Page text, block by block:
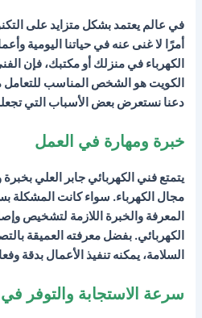
في عالم يعتمد بشكل متزايد على
أمرًا لا غنى عنه في حياتنا اليومية
الكهرباء في منزلك أو مكتبك، فإن
الكويت هو الشخص المناسب للتعامل
دعنا نستعرض بعض الأسباب التي تجعله
خبرة ومهارة في العمل
يتمتع فني الكهربائي جابر العلي
مجال الكهرباء. سواء كانت المشكلة
المعرفة والخبرة اللازمة لتشخيص
الكهربائي. بفضل معرفته العميقة
السلامة، يمكنه تنفيذ الأعمال بدقة
سرعة الاستجابة والتوفر